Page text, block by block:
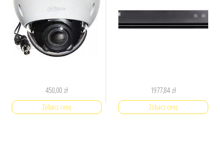
450,00 zł
Zobacz cenę
1977,84 zł
Zobacz cenę